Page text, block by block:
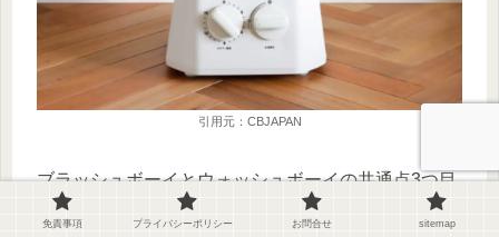
引用元：CBJAPAN
ブラッシュボーイとウォッシュボーイの共通点3つ目
は、洗濯容量が600gなこと。
免責事項 プライバシーポリシー お問合せ sitemap